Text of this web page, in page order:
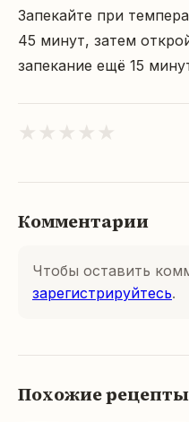
Запекайте при
45 минут, затем
запекание ещё 15
★ ★ ★ ★ ★
Комментарии
Чтобы оставить
зарегистрируйтесь.
Похожие рецепты